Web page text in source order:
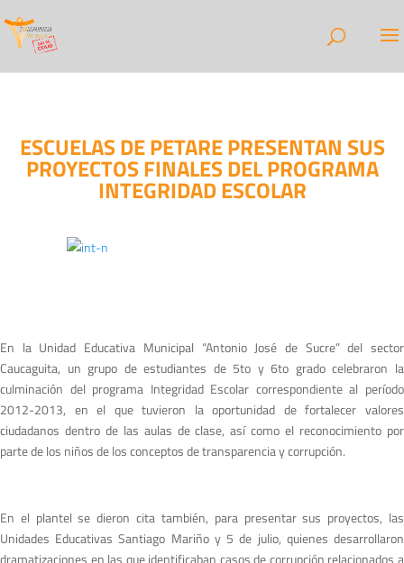
ESCUELAS DE PETARE PRESENTAN SUS
PROYECTOS FINALES DEL PROGRAMA
INTEGRIDAD ESCOLAR
En la Unidad Educativa Municipal “Antonio José de Sucre” del sector
Caucaguita, un grupo de estudiantes de 5to y 6to grado celebraron la
culminación del programa Integridad Escolar correspondiente al período
2012-2013, en el que tuvieron la oportunidad de fortalecer valores
ciudadanos dentro de las aulas de clase, así como el reconocimiento por
parte de los niños de los conceptos de transparencia y corrupción.
En el plantel se dieron cita también, para presentar sus proyectos, las
Unidades Educativas Santiago Mariño y 5 de julio, quienes desarrollaron
dramatizaciones en las que identificaban casos de corrupción relacionados a